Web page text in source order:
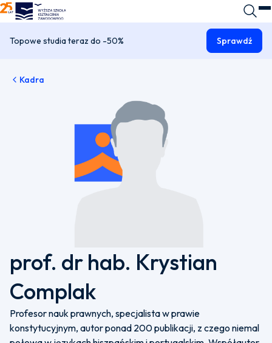
WSKZ - strona główna
Topowe studia teraz do -50% Sprawdź
Kadra
prof. dr hab. Krystian
Complak
Profesor nauk prawnych, specjalista w prawie
konstytucyjnym, autor ponad 200 publikacji, z czego niemal